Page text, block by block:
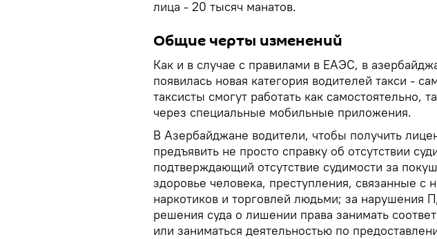
лица - 20 тысяч манатов.
Общие черты изменений
Как и в случае с правилами в ЕАЭС, в
появилась новая категория водителей такси -
таксисты смогут работать как самостоятельно,
через специальные мобильные приложения.
В Азербайджане водители, чтобы получить
предъявить не просто справку об отсутствии
подтверждающий отсутствие судимости за
здоровье человека, преступления, связанные с
наркотиков и торговлей людьми; за нарушения
решения суда о лишении права занимать
или заниматься деятельностью по